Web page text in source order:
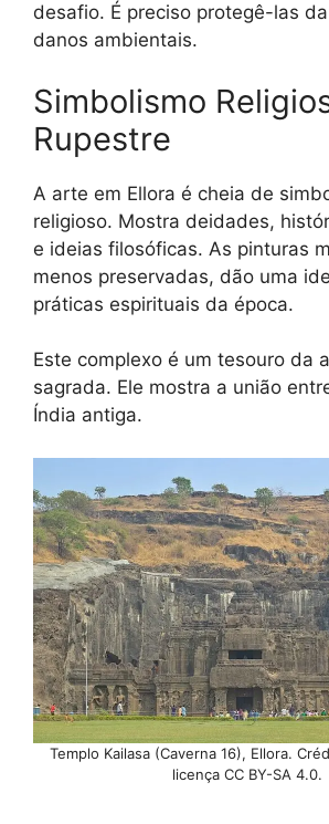
desafio. É preciso protegê-las
danos ambientais.
Simbolismo
Rupestre
A arte em Ellora é cheia de
religioso. Mostra deidades,
e ideias filosóficas. As pinturas
menos preservadas, dão uma
práticas espirituais da época.
Este complexo é um tesouro da
sagrada. Ele mostra a união
Índia antiga.
Templo Kailasa (Caverna 16), Ellora.
licença CC BY-SA 4.0.